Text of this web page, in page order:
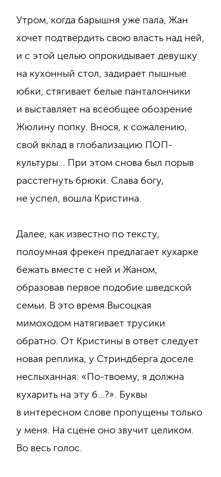
Утром, когда барышня уже пала, Жан
хочет подтвердить свою власть над ней,
и с этой целью опрокидывает девушку
на кухонный стол, задирает пышные
юбки, стягивает белые панталончики
и выставляет на всеобщее обозрение
Жюлину попку. Внося, к сожалению,
свой вклад в глобализацию ПОП-
культуры… При этом снова был порыв
расстегнуть брюки. Слава богу,
не успел, вошла Кристина.
Далее, как известно по тексту,
полоумная фрекен предлагает кухарке
бежать вместе с ней и Жаном,
образовав первое подобие шведской
семьи. В это время Высоцкая
мимоходом натягивает трусики
обратно. От Кристины в ответ следует
новая реплика, у Стриндберга доселе
неслыханная: «По-твоему, я должна
кухарить на эту б…?». Буквы
в интересном слове пропущены только
у меня. На сцене оно звучит целиком.
Во весь голос.